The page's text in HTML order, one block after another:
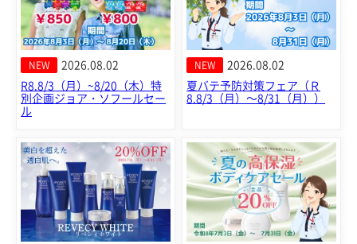
NEW
2026.08.02
R8.8/3（月）~8/20（木）特
別企画ジョア・ソフールセー
ル
NEW
2026.08.02
夏バテ予防対策フェア（Ｒ
8.8/3（月）～8/31（月））